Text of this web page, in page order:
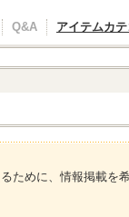
Q&A アイテムカ
ために、情報掲載を